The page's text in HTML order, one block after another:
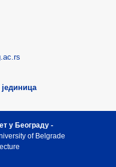
у Београду -
of Belgrade